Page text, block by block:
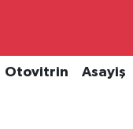
Otovitrin Asayiş